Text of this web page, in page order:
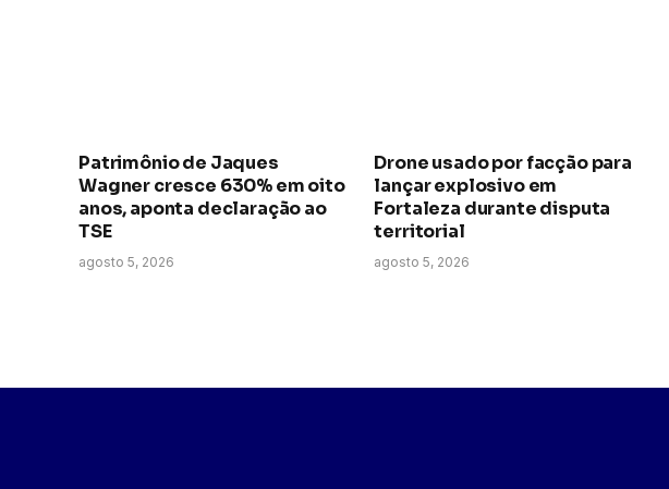
Patrimônio de Jaques
Wagner cresce 630% em oito
anos, aponta declaração ao
TSE
agosto 5, 2026
Drone usado por facção para
lançar explosivo em
Fortaleza durante disputa
territorial
agosto 5, 2026